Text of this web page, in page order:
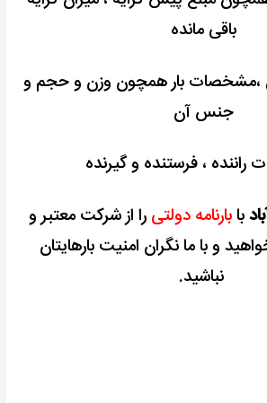
باقی مانده
بار همچون وزن و حجم و
جنس آن
، فرستنده و گیرنده
بابارنامه دولتی را از شرکت معتبر و
و با ما نگران امنیت بارهایتان
نباشید.